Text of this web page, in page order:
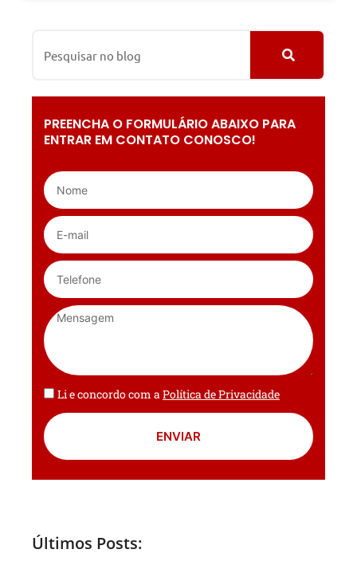
PREENCHA O FORMULÁRIO ABAIXO PARA
ENTRAR EM CONTATO CONOSCO!
Li e concordo com aPolítica de Privacidade
ENVIAR
Últimos Posts: